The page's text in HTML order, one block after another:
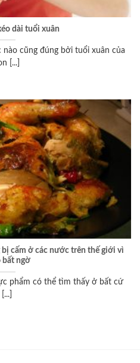
dài tuổi xuân
nào cũng đúng bởi tuổi xuân của
[...]
cấm ở các nước trên thế giới vì
bất ngờ
phẩm có thể tìm thấy ở bất cứ
[...]